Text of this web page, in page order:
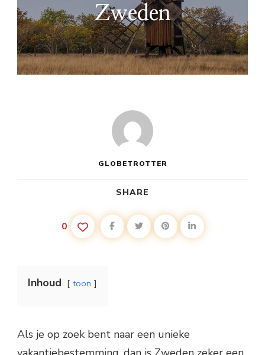
Zweden
GLOBETROTTER
SHARE
0
Inhoud toon
Als je op zoek bent naar een unieke